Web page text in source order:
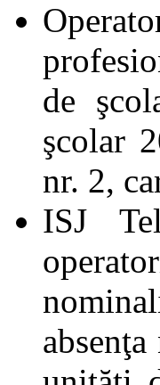
de
şcolar
nr. 2,
ISJ